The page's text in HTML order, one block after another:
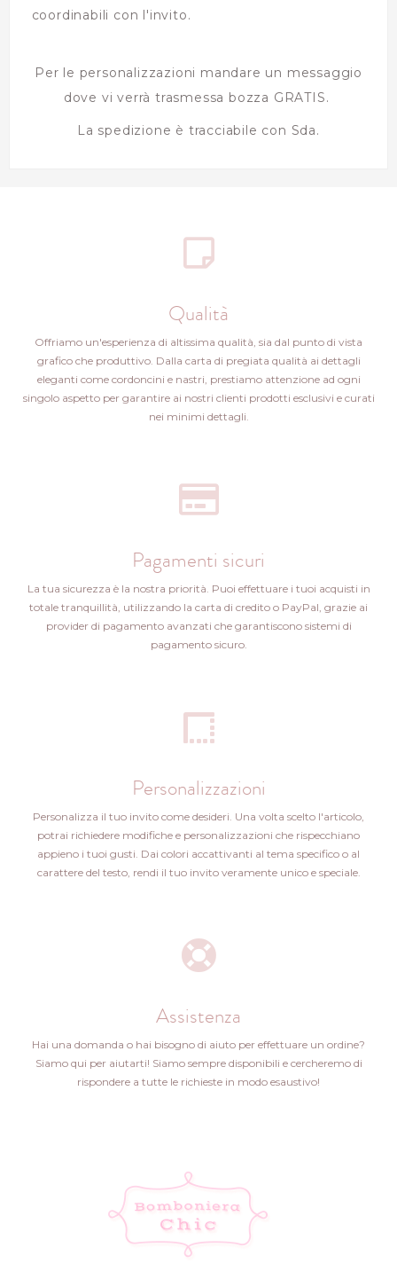
coordinabili con l'invito.
Per le personalizzazioni mandare un messaggio
dove vi verrà trasmessa bozza GRATIS.
La spedizione è tracciabile con Sda.
Qualità
Offriamo un'esperienza di altissima qualità, sia dal punto di vista
grafico che produttivo. Dalla carta di pregiata qualità ai dettagli
eleganti come cordoncini e nastri, prestiamo attenzione ad ogni
singolo aspetto per garantire ai nostri clienti prodotti esclusivi e curati
nei minimi dettagli.
Pagamenti sicuri
La tua sicurezza è la nostra priorità. Puoi effettuare i tuoi acquisti in
totale tranquillità, utilizzando la carta di credito o PayPal, grazie ai
provider di pagamento avanzati che garantiscono sistemi di
pagamento sicuro.
Personalizzazioni
Personalizza il tuo invito come desideri. Una volta scelto l'articolo,
potrai richiedere modifiche e personalizzazioni che rispecchiano
appieno i tuoi gusti. Dai colori accattivanti al tema specifico o al
carattere del testo, rendi il tuo invito veramente unico e speciale.
Assistenza
Hai una domanda o hai bisogno di aiuto per effettuare un ordine?
Siamo qui per aiutarti! Siamo sempre disponibili e cercheremo di
rispondere a tutte le richieste in modo esaustivo!